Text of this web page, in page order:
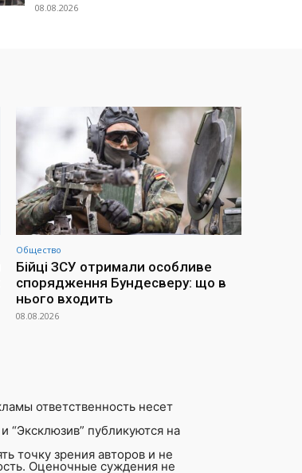
08.08.2026
Общество
Бійці ЗСУ отримали особливе
спорядження Бундесверу: що в
нього входить
08.08.2026
ответственность несет
“Эксклюзив” публикуются на
точку зрения авторов и не
Оценочные суждения не